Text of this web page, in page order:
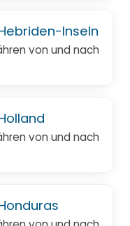
Inseln
von und nach
von und nach